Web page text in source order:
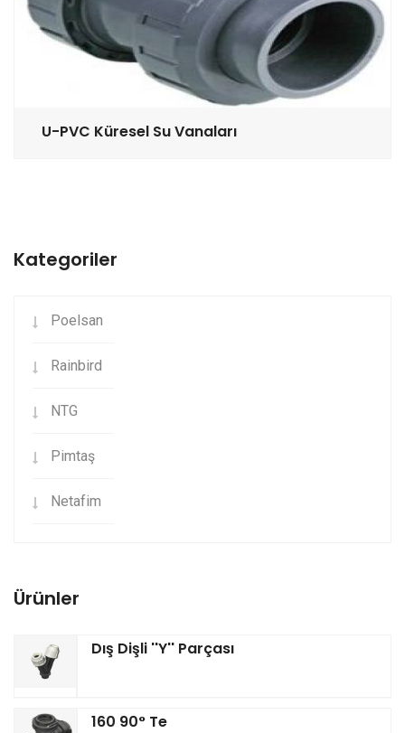
U-PVC Küresel Su Vanaları
Kategoriler
Poelsan
Rainbird
NTG
Pimtaş
Netafim
Ürünler
Dış Dişli ''Y'' Parçası
160 90° Te